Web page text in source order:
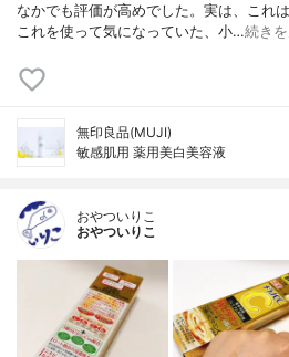
なかでも評価が高めでした。実は、これ
これを使って気になっていた、小…続き
無印良品(MUJI)
敏感肌用 薬用美白美容液
おやついりこ
おやついりこ